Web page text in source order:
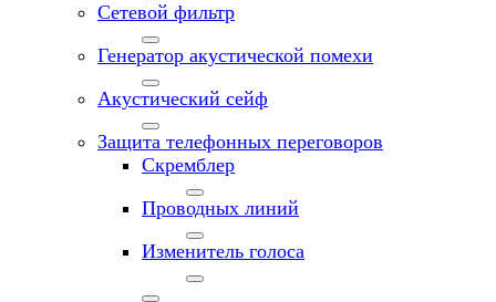
Сетевой фильтр
Генератор акустической помехи
Акустический сейф
Защита телефонных переговоров
Скремблер
Проводных линий
Изменитель голоса